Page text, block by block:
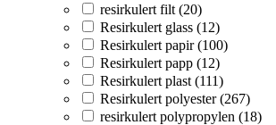
resirkulert filt (20)
Resirkulert glass (12)
Resirkulert papir (100)
Resirkulert papp (12)
Resirkulert plast (111)
Resirkulert polyester (267)
resirkulert polypropylen (18)